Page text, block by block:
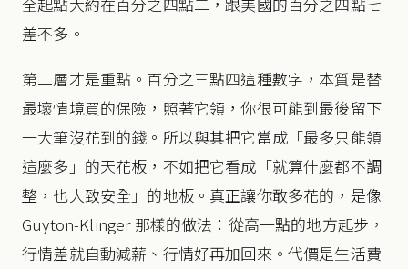
差不多。
第二層才是重點。百分之三點四這種數字，本質是替
最壞情境買的保險，照著它領，你很可能到最後留下
一大筆沒花到的錢。所以與其把它當成「最多只能領
這麼多」的天花板，不如把它看成「就算什麼都不調
整，也大致安全」的地板。真正讓你敢多花的，是像
Guyton-Klinger 那樣的做法：從高一點的地方起步，
行情差就自動減薪、行情好再加回來。代價是生活費